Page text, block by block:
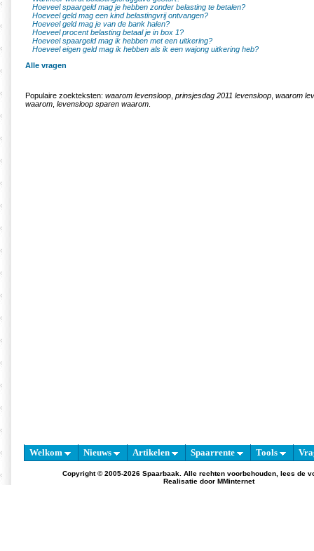
Hoeveel spaargeld mag je hebben zonder belasting te betalen?
Hoeveel geld mag een kind belastingvrij ontvangen?
Hoeveel geld mag je van de bank halen?
Hoeveel procent belasting betaal je in box 1?
Hoeveel spaargeld mag ik hebben met een uitkering?
Hoeveel eigen geld mag ik hebben als ik een wajong uitkering heb?
Alle vragen
Populaire zoekteksten: waarom levensloop prinsjesdag 2011 levensloop waarom
waarom levensloop sparen waarom
Welkom Nieuws Artikelen Spaarrente Tools
Copyright © 2005-2026 Spaarbaak. Alle rechten voorbehouden, lees de
Realisatie door MMinternet